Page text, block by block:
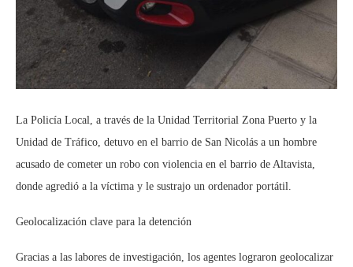
La Policía Local, a través de la Unidad Territorial Zona Puerto y la
Unidad de Tráfico, detuvo en el barrio de San Nicolás a un hombre
acusado de cometer un robo con violencia en el barrio de Altavista,
donde agredió a la víctima y le sustrajo un ordenador portátil.
Geolocalización clave para la detención
Gracias a las labores de investigación, los agentes lograron geolocalizar